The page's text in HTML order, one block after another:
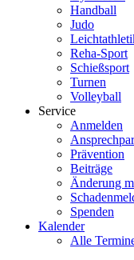
Handball
Judo
Reha-Sport
Schießsport
Turnen
Volleyball
Service
Anmelden
Prävention
Beiträge
Änderung
Spenden
Kalender
Alle